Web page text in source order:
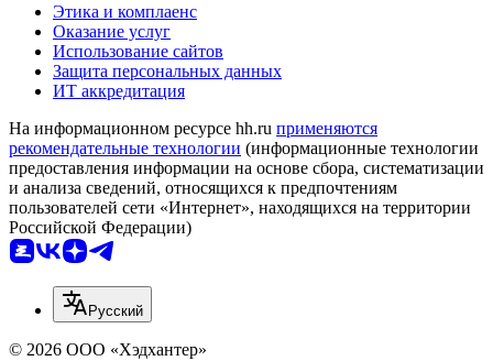
Этика и комплаенс
Оказание услуг
Использование сайтов
Защита персональных данных
ИТ аккредитация
На информационном ресурсе hh.ru применяются
рекомендательные технологии (информационные технологии
предоставления информации на основе сбора, систематизации
и анализа сведений, относящихся к предпочтениям
пользователей сети «Интернет», находящихся на территории
Российской Федерации)
Русский
© 2026 ООО «Хэдхантер»